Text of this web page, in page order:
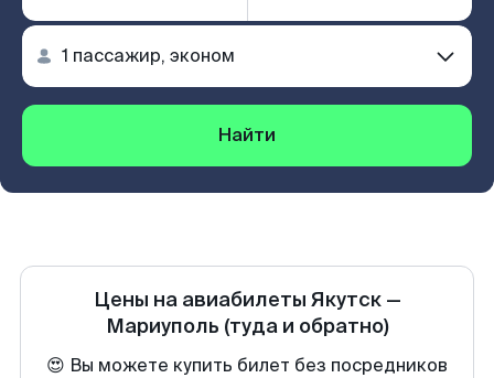
Найти
Цены на авиабилеты Якутск—
Мариуполь (туда и обратно)
😍 Вы можете купить билет без посредников